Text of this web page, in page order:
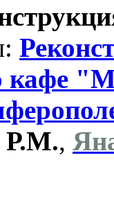
кафе
Р.М.,